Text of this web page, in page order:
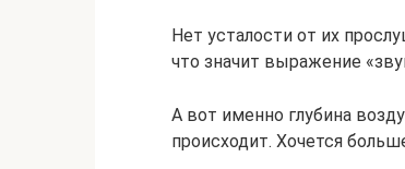
Нет усталости от их
что значит выражение
А вот именно глубина
происходит. Хочется